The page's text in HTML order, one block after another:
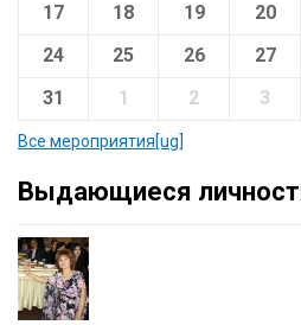
17
18 19 20
24
25 26 27
31
1 2 3
Все мероприятия[ug]
Выдающиеся